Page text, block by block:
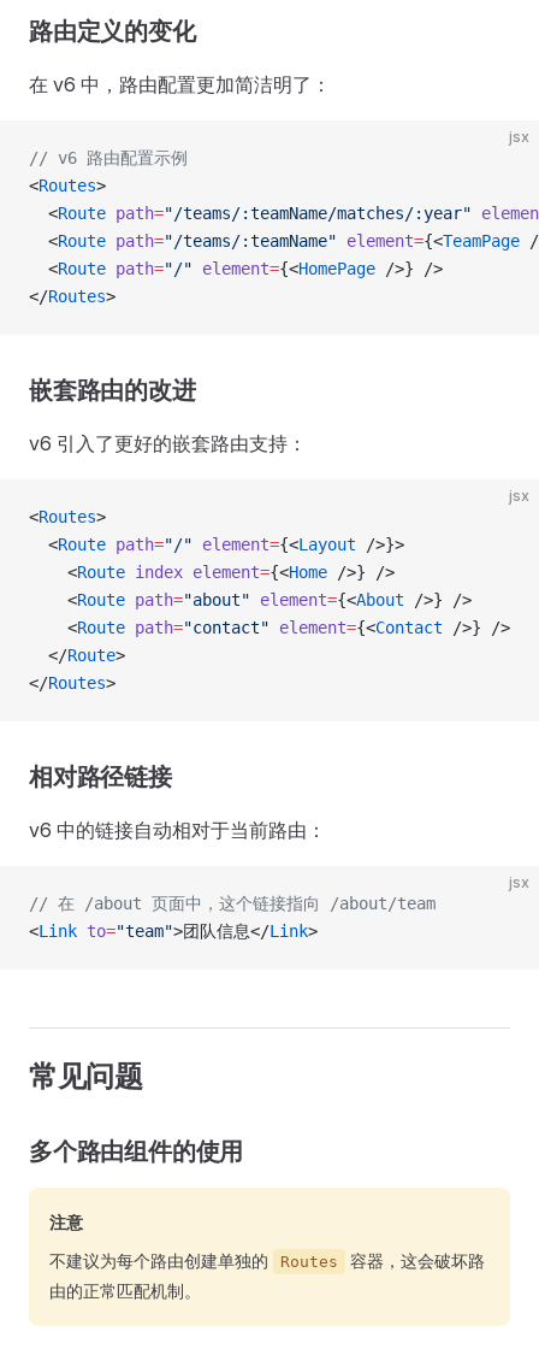
路由定义的变化
在 v6 中，路由配置更加简洁明了：
jsx
// v6 路由配置示例
<Routes>
  <
Route path="/teams/:teamName/matches/:year"
  <
Route path="/teams/:teamName" element={<TeamPage
  <
Route path="/" element={<HomePage />} />
</Routes>
嵌套路由的改进
v6 引入了更好的嵌套路由支持：
jsx
<Routes>
  <
Route path="/" element={<Layout />}>
    <
Route index element={<Home />} />
    <
Route path="about" element={<About />} />
    <
Route path="contact" element={<Contact />} />
  </
Route>
</Routes>
相对路径链接
v6 中的链接自动相对于当前路由：
jsx
// 在 /about 页面中，这个链接指向 /about/team
<Link to="team">团队信息</Link>
常见问题
多个路由组件的使用
注意
不建议为每个路由创建单独的
Routes
容器，这会破坏路
由的正常匹配机制。